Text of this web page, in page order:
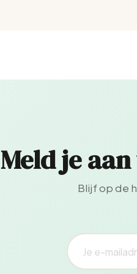
Meld je
Blijf op de